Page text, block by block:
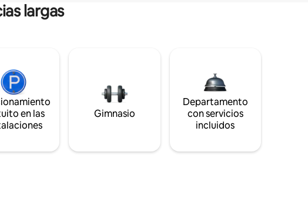
largas
en las
Gimnasio
Departamento
con servicios
incluidos